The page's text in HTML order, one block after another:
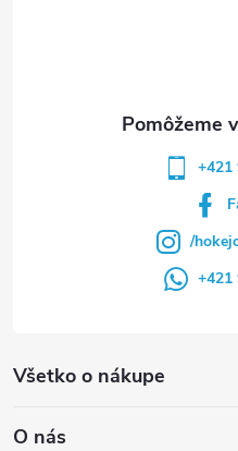
Všetko o nákupe
O nás
+421
/
+421